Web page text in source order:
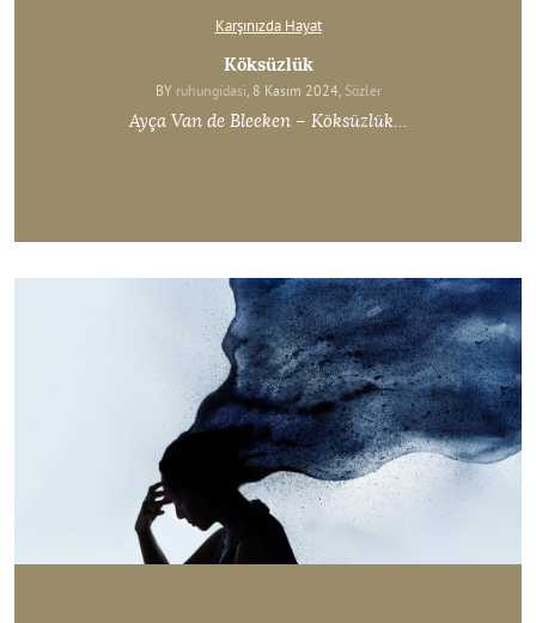
Karşınızda Hayat
Köksüzlük
BY ruhungidasi, 8 Kasım 2024, Sözler
Ayça Van de Bleeken – Köksüzlük…